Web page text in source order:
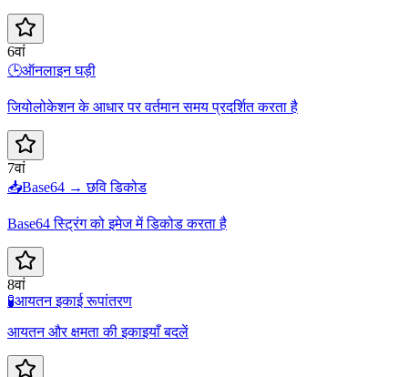
6वां
🕒ऑनलाइन घड़ी
जियोलोकेशन के आधार पर वर्तमान समय प्रदर्शित करता है
7वां
📥Base64 → छवि डिकोड
Base64 स्ट्रिंग को इमेज में डिकोड करता है
8वां
🧪आयतन इकाई रूपांतरण
आयतन और क्षमता की इकाइयाँ बदलें